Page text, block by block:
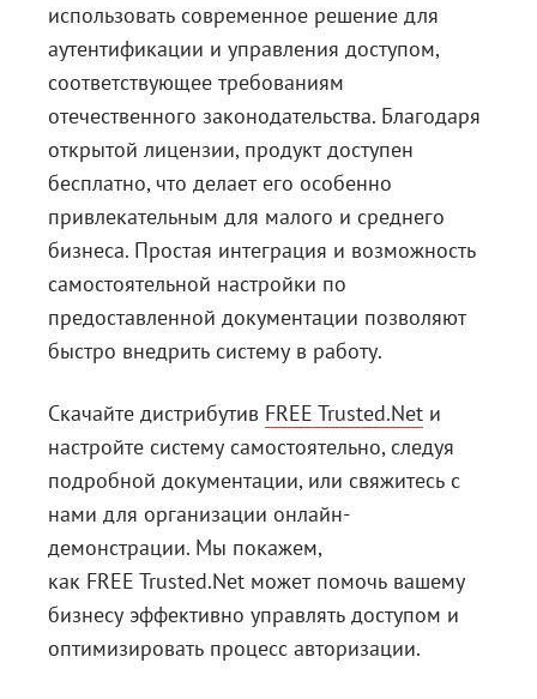
использовать современное решение для
аутентификации и управления доступом,
соответствующее требованиям
отечественного законодательства. Благодаря
открытой лицензии, продукт доступен
бесплатно, что делает его особенно
привлекательным для малого и среднего
бизнеса. Простая интеграция и возможность
самостоятельной настройки по
предоставленной документации позволяют
быстро внедрить систему в работу.
Скачайте дистрибутив FREE Trusted.Net и
настройте систему самостоятельно, следуя
подробной документации, или свяжитесь с
нами для организации онлайн-
демонстрации. Мы покажем,
как FREE Trusted.Net может помочь вашему
бизнесу эффективно управлять доступом и
оптимизировать процесс авторизации.